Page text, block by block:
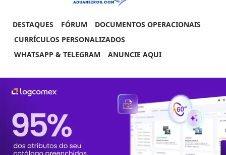
DESTAQUES FÓRUM
DOCUMENTOS OPERACIONAIS
CURRÍCULOS PERSONALIZADOS
WHATSAPP & TELEGRAM
ANUNCIE AQUI